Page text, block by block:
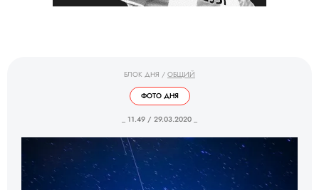
БЛОК ДНЯ / ОБЩИЙ
ФОТО ДНЯ
_ 11.49 / 29.03.2020 _